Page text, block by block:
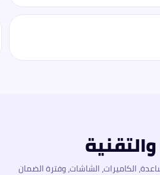
الكاميرات، الشاشات، وفترة الضمان